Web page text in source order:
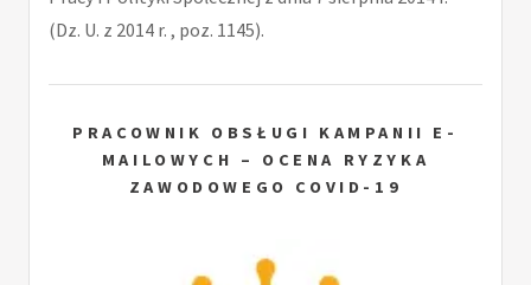
(Dz. U. z 2014 r. , poz. 1145).
PRACOWNIK OBSŁUGI KAMPANII E-
MAILOWYCH – OCENA RYZYKA
ZAWODOWEGO COVID-19